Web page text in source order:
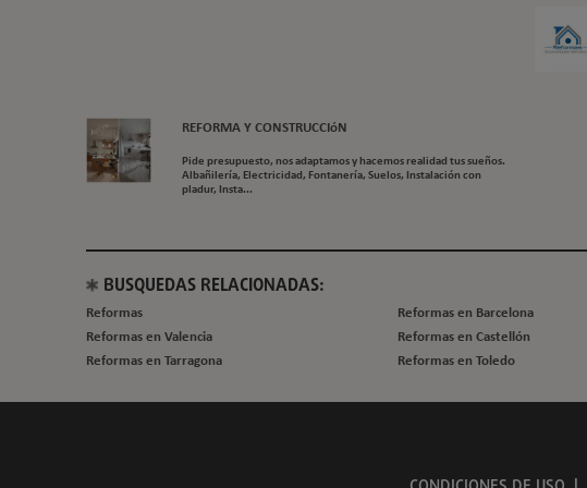
REFORMA Y CONSTRUCCIóN
Pide presupuesto, nos adaptamos y hacemos realidad tus sueños.
Albañilería, Electricidad, Fontanería, Suelos, Instalación con
pladur, Insta...
BUSQUEDAS RELACIONADAS:
Reformas Reformas en Barcelona
Reformas en Valencia
Reformas en Castellón
Reformas en Tarragona
Reformas en Toledo